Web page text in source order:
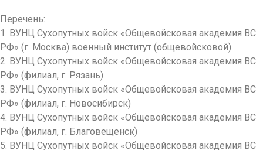
Перечень:
1. ВУНЦ Сухопутных войск «Общевойсковая академия ВС
РФ» (г. Москва) военный институт (общевойсковой)
2. ВУНЦ Сухопутных войск «Общевойсковая академия ВС
РФ» (филиал, г. Рязань)
3. ВУНЦ Сухопутных войск «Общевойсковая академия ВС
РФ» (филиал, г. Новосибирск)
4. ВУНЦ Сухопутных войск «Общевойсковая академия ВС
РФ» (филиал, г. Благовещенск)
5. ВУНЦ Сухопутных войск «Общевойсковая академия ВС